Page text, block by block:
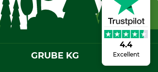
4.4
Excellent
GRUBE KG